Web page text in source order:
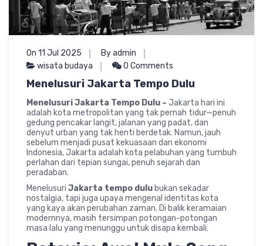
On 11 Jul 2025
By admin
wisata budaya
0 Comments
Menelusuri Jakarta Tempo Dulu
Menelusuri Jakarta Tempo Dulu – Jakarta hari ini
adalah kota metropolitan yang tak pernah tidur—penuh
gedung pencakar langit, jalanan yang padat, dan
denyut urban yang tak henti berdetak. Namun, jauh
sebelum menjadi pusat kekuasaan dan ekonomi
Indonesia, Jakarta adalah kota pelabuhan yang tumbuh
perlahan dari tepian sungai, penuh sejarah dan
peradaban.
Menelusuri Jakarta tempo dulu bukan sekadar
nostalgia, tapi juga upaya mengenal identitas kota
yang kaya akan perubahan zaman. Di balik keramaian
modernnya, masih tersimpan potongan-potongan
masa lalu yang menunggu untuk disapa kembali.